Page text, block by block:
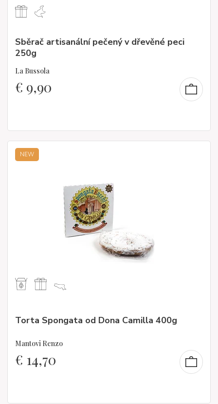
Sběrač artisanální pečený v dřevěné peci
250g
La Bussola
€ 9,90
NEW
Torta Spongata od Dona Camilla 400g
Mantovi Renzo
€ 14,70